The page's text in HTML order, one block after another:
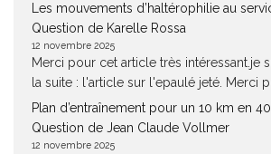
Les mouvements d’haltérophilie au
Question de Karelle Rossa
12 novembre 2025
Merci pour cet article très intéressant.je
la suite : l'article sur l'epaulé jeté. Merci
Plan d’entraînement pour un 10 km en
Question de Jean Claude Vollmer
12 novembre 2025